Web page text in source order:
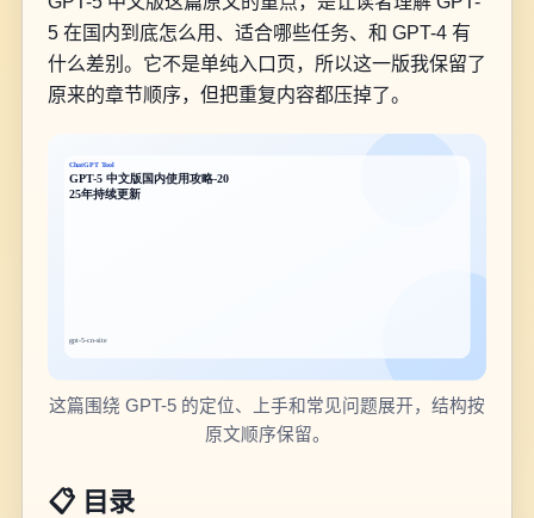
5 在国内到底怎么用、适合哪些任务、和 GPT-4 有
什么差别。它不是单纯入口页，所以这一版我保留了
原来的章节顺序，但把重复内容都压掉了。
这篇围绕 GPT-5 的定位、上手和常见问题展开，结构按
原文顺序保留。
📋 目录